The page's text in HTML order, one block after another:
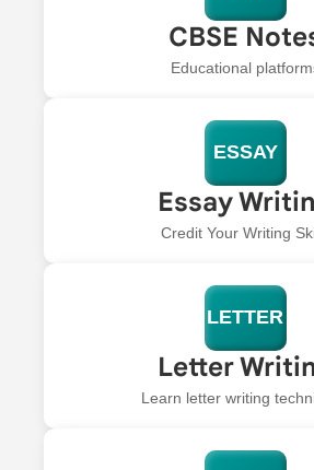
CBSE
Educational
ESSAY
Essay
Credit Your Writing
LETTER
Letter
Learn letter writing